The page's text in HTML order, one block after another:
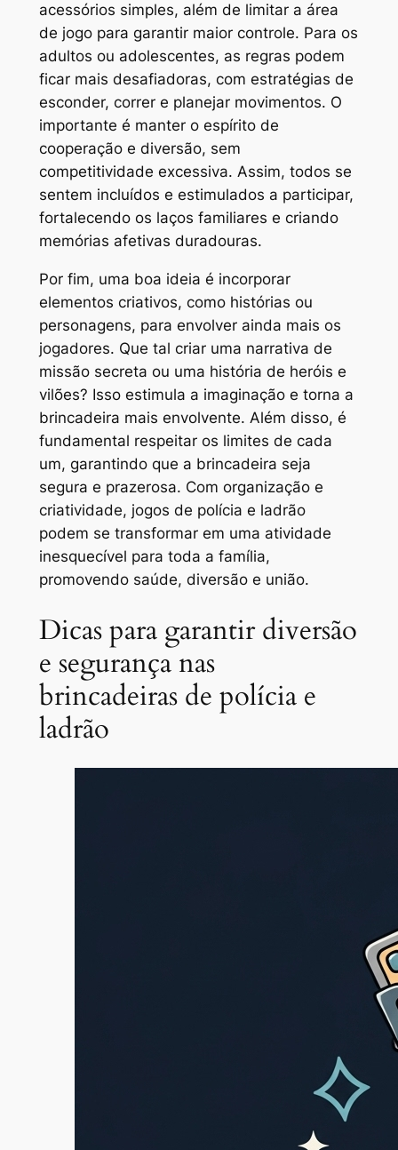
acessórios simples, além de limitar a área
de jogo para garantir maior controle. Para os
adultos ou adolescentes, as regras podem
ficar mais desafiadoras, com estratégias de
esconder, correr e planejar movimentos. O
importante é manter o espírito de
cooperação e diversão, sem
competitividade excessiva. Assim, todos se
sentem incluídos e estimulados a participar,
fortalecendo os laços familiares e criando
memórias afetivas duradouras.
Por fim, uma boa ideia é incorporar
elementos criativos, como histórias ou
personagens, para envolver ainda mais os
jogadores. Que tal criar uma narrativa de
missão secreta ou uma história de heróis e
vilões? Isso estimula a imaginação e torna a
brincadeira mais envolvente. Além disso, é
fundamental respeitar os limites de cada
um, garantindo que a brincadeira seja
segura e prazerosa. Com organização e
criatividade, jogos de polícia e ladrão
podem se transformar em uma atividade
inesquecível para toda a família,
promovendo saúde, diversão e união.
Dicas para garantir diversão
e segurança nas
brincadeiras de polícia e
ladrão